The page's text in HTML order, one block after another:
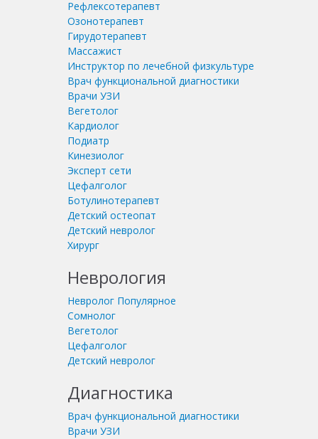
Рефлексотерапевт
Озонотерапевт
Гирудотерапевт
Массажист
Инструктор по лечебной физкультуре
Врач функциональной диагностики
Врачи УЗИ
Вегетолог
Кардиолог
Подиатр
Кинезиолог
Эксперт сети
Цефалголог
Ботулинотерапевт
Детский остеопат
Детский невролог
Хирург
Неврология
Невролог Популярное
Сомнолог
Вегетолог
Цефалголог
Детский невролог
Диагностика
Врач функциональной диагностики
Врачи УЗИ